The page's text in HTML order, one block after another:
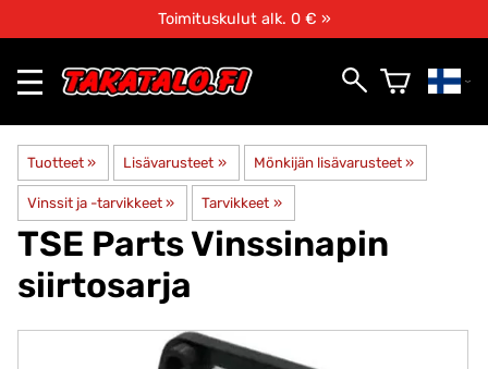
Toimituskulut alk. 0 € »
Tuotteet ‪» Lisävarusteet ‪» Mönkijän lisävarusteet ‪»
Vinssit ja -tarvikkeet ‪» Tarvikkeet ‪»
TSE PartsVinssinapin
siirtosarja